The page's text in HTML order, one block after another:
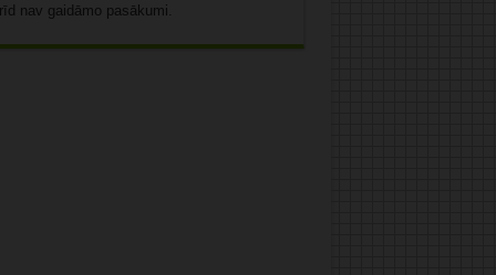
nav gaidāmo pasākumi.